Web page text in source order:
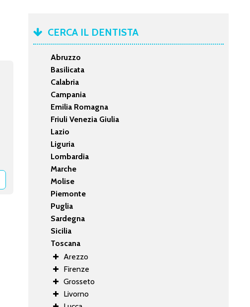
CERCA IL DENTISTA
Abruzzo
Basilicata
Calabria
Campania
Emilia Romagna
Friuli Venezia Giulia
Lazio
Liguria
Lombardia
Marche
Molise
Piemonte
Puglia
Sardegna
Sicilia
Toscana
Arezzo
Firenze
Grosseto
Livorno